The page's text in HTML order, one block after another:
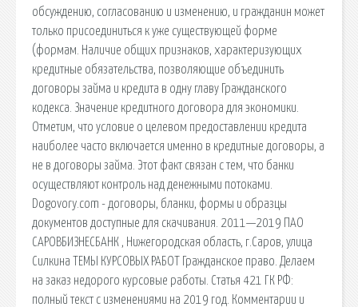
обсуждению, согласованию и изменению, и гражданин может
только присоединиться к уже существующей форме
(формам. Наличие общих признаков, характеризующих
кредитные обязательства, позволяющие объединить
договоры займа и кредита в одну главу Гражданского
кодекса. Значение кредитного договора для экономики.
Отметим, что условие о целевом предоставлении кредита
наиболее часто включается именно в кредитные договоры, а
не в договоры займа. Этот факт связан с тем, что банки
осуществляют контроль над денежными потоками.
Dogovory.com - договоры, бланки, формы и образцы
документов доступные для скачивания. 2011—2019 ПАО
САРОВБИЗНЕСБАНК , Нижегородская область, г.Саров, улица
Силкина ТЕМЫ КУРСОВЫХ РАБОТ Гражданское право. Делаем
на заказ недорого курсовые работы. Статья 421 ГК РФ:
полный текст с изменениями на 2019 год. Комментарии и